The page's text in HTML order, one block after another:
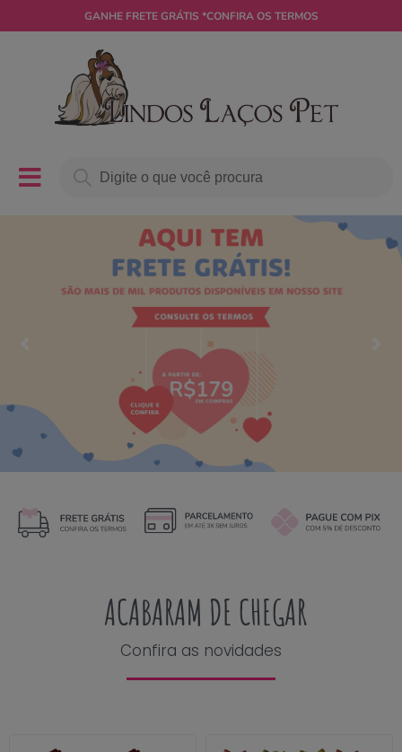
GANHE FRETE GRÁTIS *CONFIRA OS TERMOS
ACABARAM DE CHEGAR
Confira as novidades